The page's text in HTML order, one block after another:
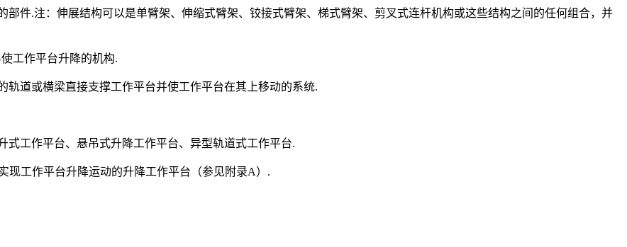
件.注：伸展结构可以是单臂架、伸缩式臂架、铰接式臂架、梯式臂架、剪叉式连杆机构或这些结构之间的任何组合，并
使工作平台升降的机构.
轨道或横梁直接支撑工作平台并使工作平台在其上移动的系统.
工作平台、悬吊式升降工作平台、异型轨道式工作平台.
现工作平台升降运动的升降工作平台（参见附录A）.